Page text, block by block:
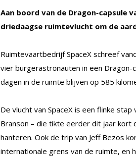
Aan boord van de Dragon-capsule
driedaagse ruimtevlucht om de
Ruimtevaartbedrijf SpaceX schreef
vier burgerastronauten in een Dragon-
dagen in de ruimte blijven op 585
De vlucht van SpaceX is een flinke
Branson – die tikte eerder dit jaar kort
hanteren. Ook de trip van Jeff Bezos
internationale grens van de ruimte, en